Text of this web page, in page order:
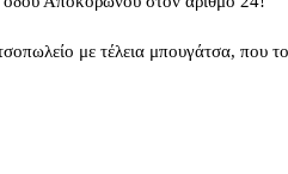
με τέλεια μπουγάτσα, που